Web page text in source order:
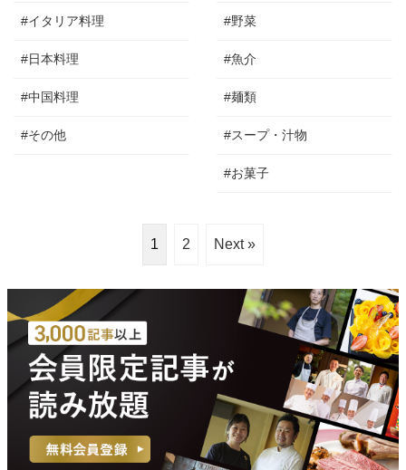
#イタリア料理
#日本料理
#中国料理
#その他
#野菜
#魚介
#麺類
#スープ・汁物
#お菓子
1 2 Next »